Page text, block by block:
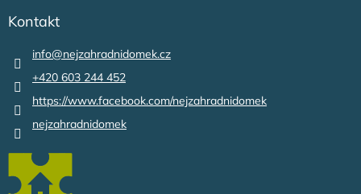
Kontakt
info@nejzahradnidomek.cz
+420 603 244 452
https://www.facebook.com/nejzahradnidomek
nejzahradnidomek